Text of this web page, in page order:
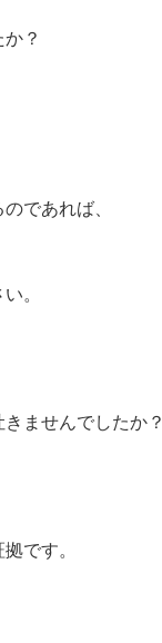
？
であれば、
。
ませんでしたか？
です。